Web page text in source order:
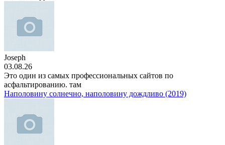
Joseph
03.08.26
Это один из самых профессиональных сайтов по
асфальтированию. там
Наполовину солнечно, наполовину дождливо (2019)